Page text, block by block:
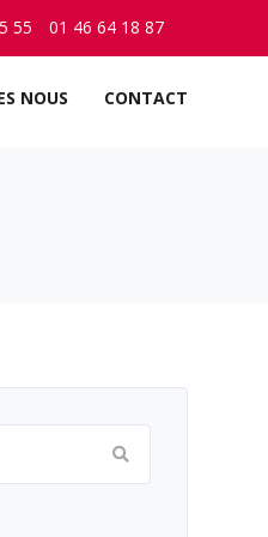
55 01 46 64 18 87
NOUS CONTACT